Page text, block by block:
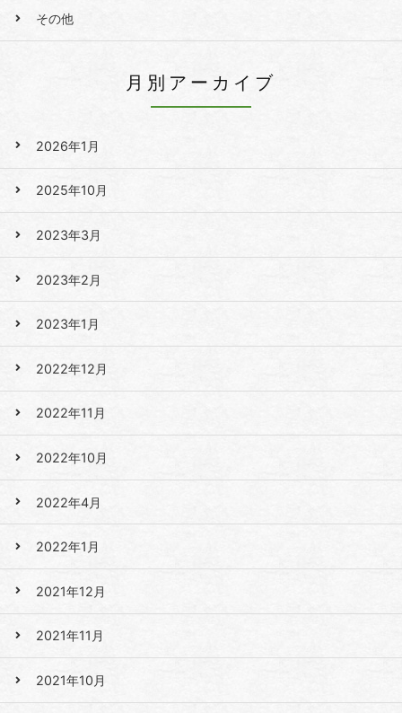
その他
月別アーカイブ
2026年1月
2025年10月
2023年3月
2023年2月
2023年1月
2022年12月
2022年11月
2022年10月
2022年4月
2022年1月
2021年12月
2021年11月
2021年10月